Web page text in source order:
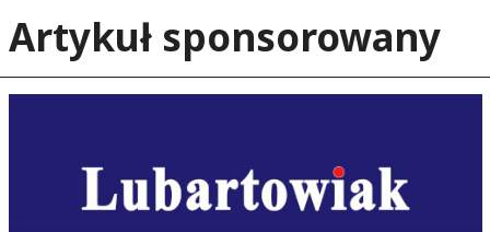
Artykuł sponsorowany